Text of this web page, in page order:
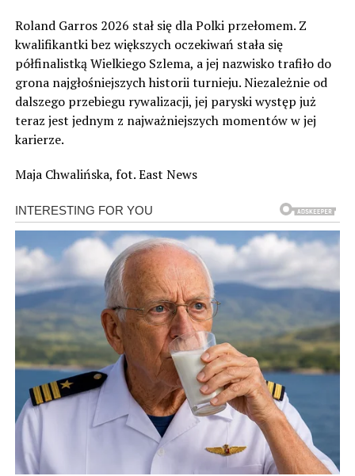
Roland Garros 2026 stał się dla Polki przełomem. Z
kwalifikantki bez większych oczekiwań stała się
półfinalistką Wielkiego Szlema, a jej nazwisko trafiło do
grona najgłośniejszych historii turnieju. Niezależnie od
dalszego przebiegu rywalizacji, jej paryski występ już
teraz jest jednym z najważniejszych momentów w jej
karierze.
Maja Chwalińska, fot. East News